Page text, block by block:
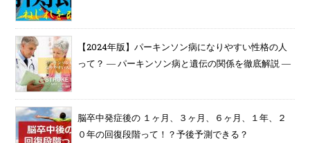
【2024年版】パーキンソン病になりやすい性格の人
って？ ― パーキンソン病と遺伝の関係を徹底解説 ―
脳卒中発症後の １ヶ月、３ヶ月、６ヶ月、１年、２
０年の回復段階って！？予後予測できる？